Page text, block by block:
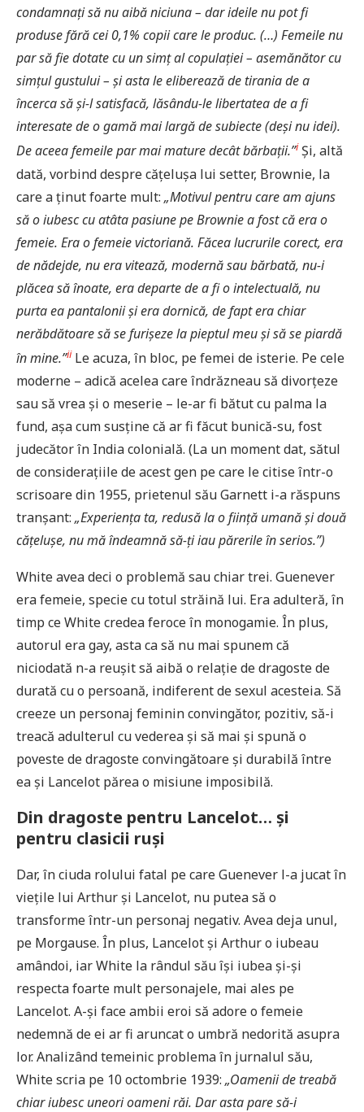
condamnați să nu aibă niciuna – dar ideile nu pot fi
produse fără cei 0,1% copii care le produc. (…) Femeile nu
par să fie dotate cu un simț al copulației – asemănător cu
simțul gustului – și asta le eliberează de tirania de a
încerca să și-l satisfacă, lăsându-le libertatea de a fi
interesate de o gamă mai largă de subiecte (deși nu idei).
De aceea femeile par mai mature decât bărbații.”i Și, altă
dată, vorbind despre cățelușa lui setter, Brownie, la
care a ținut foarte mult: „Motivul pentru care am ajuns
să o iubesc cu atâta pasiune pe Brownie a fost că era o
femeie. Era o femeie victoriană. Făcea lucrurile corect, era
de nădejde, nu era vitează, modernă sau bărbată, nu-i
plăcea să înoate, era departe de a fi o intelectuală, nu
purta ea pantalonii și era dornică, de fapt era chiar
nerăbdătoare să se furișeze la pieptul meu și să se piardă
în mine.”ii Le acuza, în bloc, pe femei de isterie. Pe cele
moderne – adică acelea care îndrăzneau să divorțeze
sau să vrea și o meserie – le-ar fi bătut cu palma la
fund, așa cum susține că ar fi făcut bunică-su, fost
judecător în India colonială. (La un moment dat, sătul
de considerațiile de acest gen pe care le citise într-o
scrisoare din 1955, prietenul său Garnett i-a răspuns
tranșant: „Experiența ta, redusă la o ființă umană și două
cățelușe, nu mă îndeamnă să-ți iau părerile în serios.”)
White avea deci o problemă sau chiar trei. Guenever
era femeie, specie cu totul străină lui. Era adulteră, în
timp ce White credea feroce în monogamie. În plus,
autorul era gay, asta ca să nu mai spunem că
niciodată n-a reușit să aibă o relație de dragoste de
durată cu o persoană, indiferent de sexul acesteia. Să
creeze un personaj feminin convingător, pozitiv, să-i
treacă adulterul cu vederea și să mai și spună o
poveste de dragoste convingătoare și durabilă între
ea și Lancelot părea o misiune imposibilă.
Din dragoste pentru Lancelot… și
pentru clasicii ruși
Dar, în ciuda rolului fatal pe care Guenever l-a jucat în
viețile lui Arthur și Lancelot, nu putea să o
transforme într-un personaj negativ. Avea deja unul,
pe Morgause. În plus, Lancelot și Arthur o iubeau
amândoi, iar White la rândul său își iubea și-și
respecta foarte mult personajele, mai ales pe
Lancelot. A-și face ambii eroi să adore o femeie
nedemnă de ei ar fi aruncat o umbră nedorită asupra
lor. Analizând temeinic problema în jurnalul său,
White scria pe 10 octombrie 1939: „Oamenii de treabă
chiar iubesc uneori oameni răi. Dar asta pare să-i